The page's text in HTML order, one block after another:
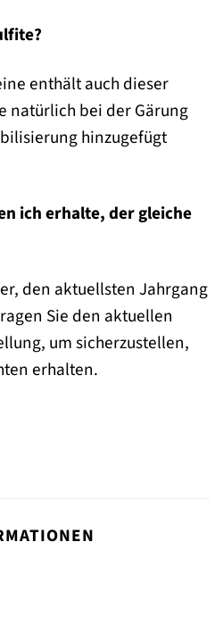
enthält auch dieser
natürlich bei der Gärung
hinzugefügt
ich erhalte, der gleiche
den aktuellsten Jahrgang
Sie den aktuellen
um sicherzustellen,
erhalten.